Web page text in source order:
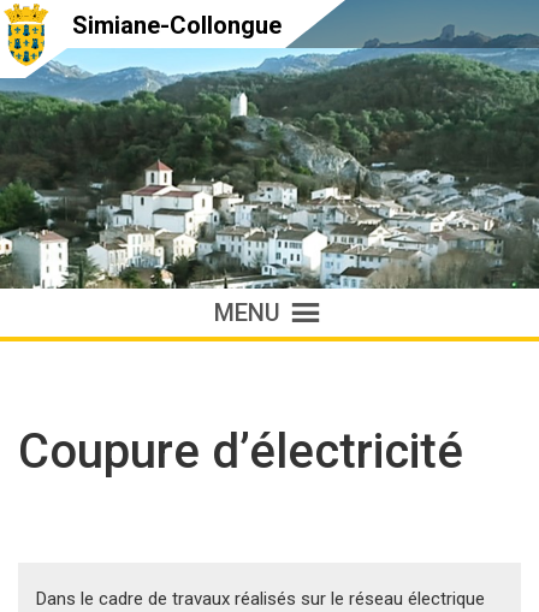
Simiane-Collongue
MENU
Coupure d’électricité
Dans le cadre de travaux réalisés sur le réseau électrique